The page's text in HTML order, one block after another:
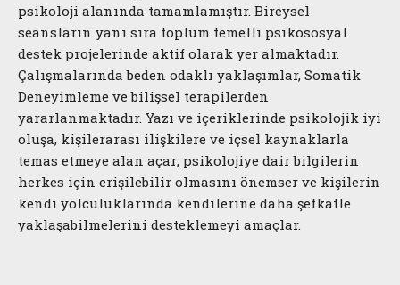
psikoloji alanında tamamlamıştır. Bireysel
seansların yanı sıra toplum temelli psikososyal
destek projelerinde aktif olarak yer almaktadır.
Çalışmalarında beden odaklı yaklaşımlar, Somatik
Deneyimleme ve bilişsel terapilerden
yararlanmaktadır. Yazı ve içeriklerinde psikolojik iyi
oluşa, kişilerarası ilişkilere ve içsel kaynaklarla
temas etmeye alan açar; psikolojiye dair bilgilerin
herkes için erişilebilir olmasını önemser ve kişilerin
kendi yolculuklarında kendilerine daha şefkatle
yaklaşabilmelerini desteklemeyi amaçlar.